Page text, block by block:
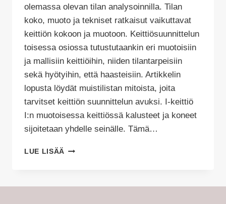
Tehty
olemassa olevan tilan analysoinnilla. Tilan
koko, muoto ja tekniset ratkaisut vaikuttavat
keittiön kokoon ja muotoon. Keittiösuunnittelun
toisessa osiossa tutustutaankin eri muotoisiin
ja mallisiin keittiöihin, niiden tilantarpeisiin
sekä hyötyihin, että haasteisiin. Artikkelin
lopusta löydät muistilistan mitoista, joita
tarvitset keittiön suunnittelun avuksi. I-keittiö
I:n muotoisessa keittiössä kalusteet ja koneet
sijoitetaan yhdelle seinälle. Tämä…
LUE LISÄÄ KEITTIÖN